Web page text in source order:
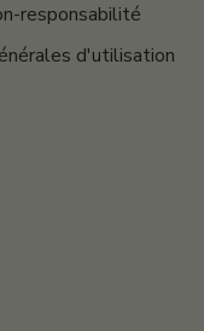
responsabilité
d'utilisation